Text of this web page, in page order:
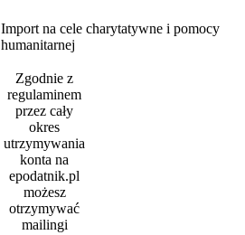
Import na cele charytatywne i pomocy
humanitarnej
Zgodnie z
regulaminem
przez cały
okres
utrzymywania
konta na
epodatnik.pl
możesz
otrzymywać
mailingi